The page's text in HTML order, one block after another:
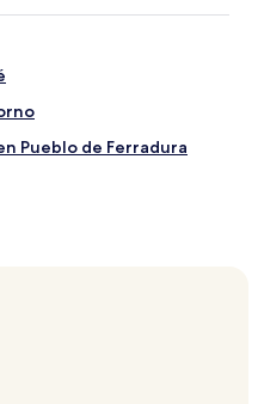
Pueblo de Ferradura